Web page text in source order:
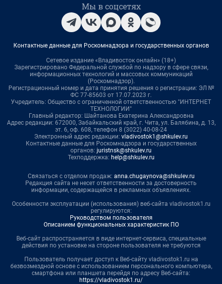
Мы в соцсетях
Контактные данные для Роскомнадзора и государственных органов
Сетевое издание «Владивосток онлайн» (18+)
Зарегистрировано Федеральной службой по надзору в сфере связи,
информационных технологий и массовых коммуникаций
(Роскомнадзор).
Регистрационный номер и дата принятия решения о регистрации: ЭЛ №
ФС 77-85603 от 17.07.2023 г.
Учредитель: Общество с ограниченной ответственностью "ИНТЕРНЕТ
ТЕХНОЛОГИИ"
Главный редактор: Шайтанова Екатерина Александровна
Адрес редакции: 672000, Забайкальский край, г. Чита, ул. Балябина, д. 13,
эт. 6, оф. 608, телефон 8 (3022) 40-08-24
Электронный адрес редакции: vladivostok1@shkulev.ru
Контактные данные для Роскомнадзора и государственных
органов: juristnsk@shkulev.ru
Техподдержка: help@shkulev.ru
Связаться с отделом продаж: anna.chugaynova@shkulev.ru
Редакция сайта не несет ответственности за достоверность
информации, содержащейся в рекламных объявлениях.
Особенности эксплуатации (использования) веб-сайта vladivostok1.ru
регулируются:
Руководством пользователя
Описанием функциональных характеристик ПО
Веб-сайт распространяется в виде интернет-сервиса, специальные
действия по установке на стороне пользователя не требуются
Пользователь получает доступ к Веб-сайту vladivostok1.ru на
безвозмездной основе с использованием персонального компьютера,
смартфона или планшета перейдя по адресу Веб-сайта:
https://vladivostok1.ru/